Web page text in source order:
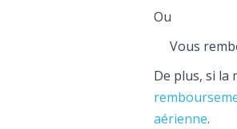
Ou
Vous
De plus, si la
aérienne.